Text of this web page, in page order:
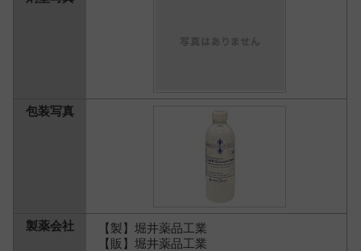
【製】堀井薬品工業
【販】堀井薬品工業